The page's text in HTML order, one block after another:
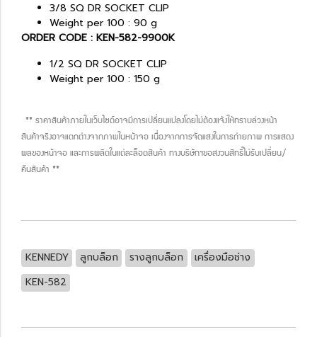
3/8 SQ DR SOCKET CLIP
Weight per 100 : 90 g
ORDER CODE : KEN-582-9900K
1/2 SQ DR SOCKET CLIP
Weight per 100 : 150 g
** ราคาสินค้าภายในเว็บไซต์อาจมีการเปลี่ยนแปลงโดยไม่ต้องแจ้งให้ทราบล่วงหน้า
สินค้าจริงอาจแตกต่างจากภาพในหน้าจอ เนื่องจากการจัดแสงในการถ่ายภาพ การแสดง
ผลของหน้าจอ และการผลิตในแต่ละล็อตสินค้า ทางบริษัทฯขอสงวนสิทธิ์ไม่รับเปลี่ยน/
คืนสินค้า **
KENNEDY ลูกบล็อก รางลูกบล็อก
เครื่องมือช่าง
KEN-582